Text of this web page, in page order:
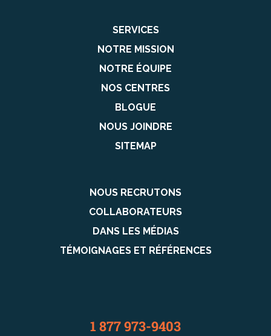
SERVICES
NOTRE MISSION
NOTRE ÉQUIPE
NOS CENTRES
BLOGUE
NOUS JOINDRE
SITEMAP
NOUS RECRUTONS
COLLABORATEURS
DANS LES MÉDIAS
TÉMOIGNAGES ET RÉFÉRENCES
1 877 973-9403